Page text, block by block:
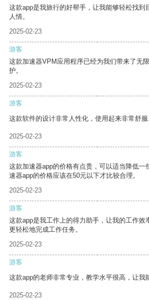
这款app是我旅行的好帮手，让我能够轻松找到
人情。
2025-02-23
游客
这款加速器VPM应用程序已经为我们带来了无
护。
2025-02-23
游客
这款软件的设计非常人性化，使用起来非常舒服
2025-02-23
游客
这款加速器app的价格有点贵，可以适当降低一
速器app的价格应该在50元以下才比较合理。
2025-02-23
游客
这款app是我工作上的得力助手，让我的工作效
更轻松地完成工作任务。
2025-02-23
游客
这款app的老师非常专业，教学水平很高，让我
2025-02-23